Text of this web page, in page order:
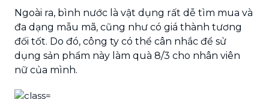
Ngoài ra, bình nước là vật dụng rất dễ tìm mua và
đa dạng mẫu mã, cũng như có giá thành tương
đối tốt. Do đó, công ty có thể cân nhắc để sử
dụng sản phẩm này làm quà 8/3 cho nhân viên
nữ của mình.